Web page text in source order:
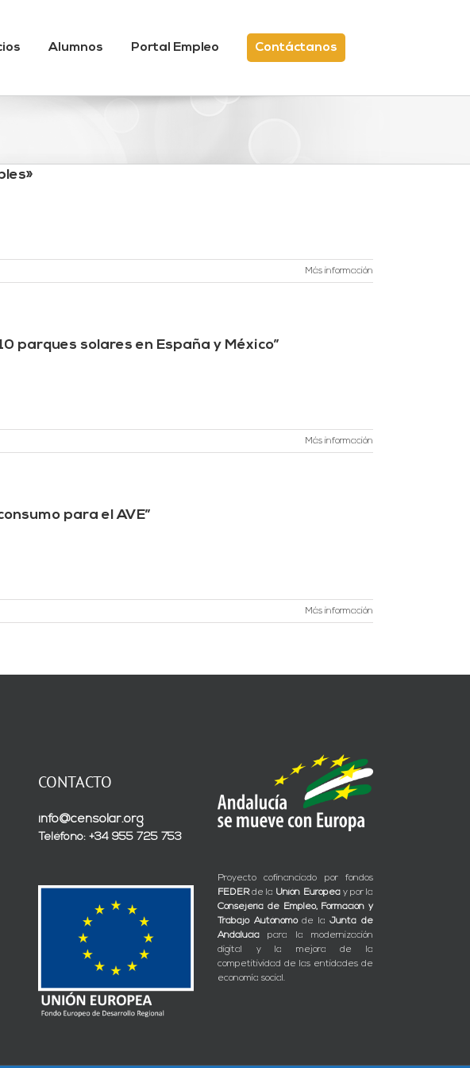
Alumnos Portal Empleo Contáctanos
Más información
parques solares en España y México”
Más información
para el AVE”
Más información
CONTACTO
info@censolar.org
Teléfono: +34 955 725 753
Proyecto cofinanciado por fondos
FEDERde la Unión Europeay por la
Consejería de Empleo, Formación y
Trabajo Autónomode laJunta de
Andalucía para la modernización
digital y la mejora de la
competitividad de las entidades de
economía social.